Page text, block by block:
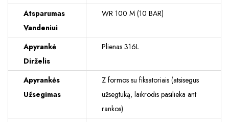
Atsparumas
Vandeniui
WR 100 M (10 BAR)
Apyrankė
Dirželis
Plienas 316L
Apyrankės
Užsegimas
Z formos su fiksatoriais (atsisegus
užsegtuką, laikrodis pasilieka ant
rankos)